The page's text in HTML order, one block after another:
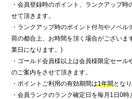
・会員登録時のポイント、ランクアップ時
せて頂きます。
・ランクアップ時のポイント付与やノベ
荷の都合上、お時間を頂く場合がございま
業日になります。)
・ゴールド会員様以上は会員様限定セー
のご案内をさせて頂きます。
・ポイントご利用の有効期間は1年間とな
・会員ランクのランク確定日を毎月1日0